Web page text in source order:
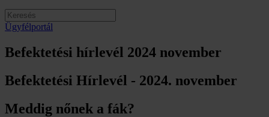
Ügyfélportál
Befektetési hírlevél 2024 november
Befektetési Hírlevél - 2024. november
Meddig nőnek a fák?